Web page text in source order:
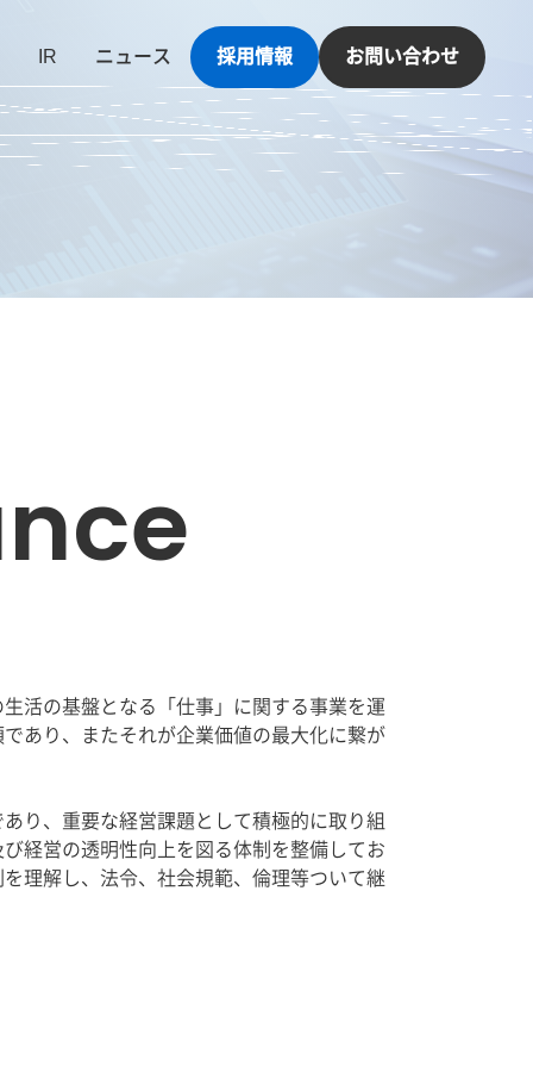
IR ニュース 採用情報 お問い合わせ
活の基盤となる「仕事」に関する事業を運
あり、またそれが企業価値の最大化に繋が
り、重要な経営課題として積極的に取り組
経営の透明性向上を図る体制を整備してお
理解し、法令、社会規範、倫理等ついて継